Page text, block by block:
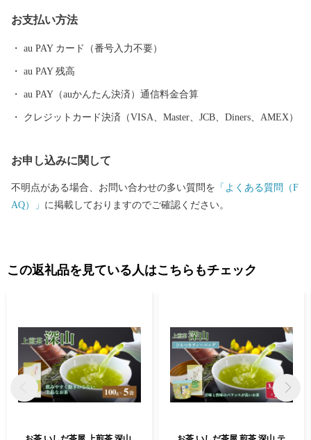
賛し、以来遠州の小京都と呼ばれるようになりました。 森町に
る品々などなど、多くの特産品に恵まれている町です。みなさま
には、そんな静岡県森町の選りすぐりのお礼の品を心を込めてお
お支払い方法
au PAY カード（番号入力不要）
au PAY 残高
au PAY（auかんたん決済）通信料金合算
クレジットカード決済（VISA、Master、JCB、Diners、AMEX）
お申し込みに関して
不明点がある場合、お問い合わせの多い質問を 「よくある質問（F
AQ）」 に掲載しておりますのでご確認ください。
この返礼品を見ている人はこちらもチェック